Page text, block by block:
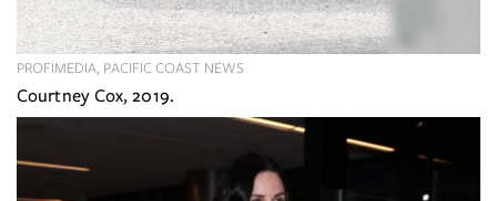
PROFIMEDIA, PACIFIC COAST NEWS
Courtney Cox, 2019.